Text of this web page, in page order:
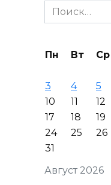
Search
for:
Август 2026
Пн Вт Ср
3
4 5
10
11 12
17
18 19
24
25 26
31